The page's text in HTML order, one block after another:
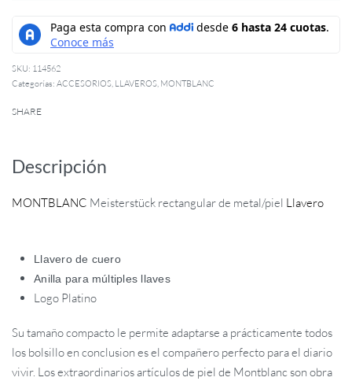
114562
Categorías: ACCESORIOS, LLAVEROS, MONTBLANC
SHARE
Descripción
MONTBLANC Meisterstück rectangular de metal/piel Llavero
Llavero de cuero
Anilla para múltiples llaves
Logo Platino
Su tamaño compacto le permite adaptarse a prácticamente todos
los bolsillo en conclusion es el compañero perfecto para el diario
vivir. Los extraordinarios artículos de piel de Montblanc son obra